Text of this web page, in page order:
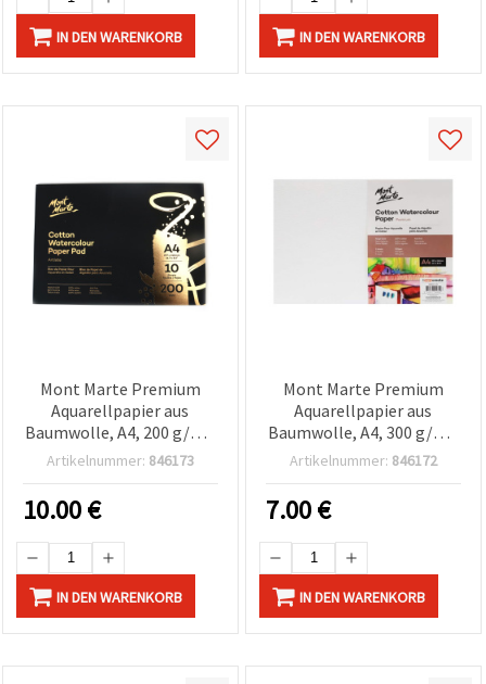
IN DEN WARENKORB IN DEN WARENKORB
Mont Marte Premium
Aquarellpapier aus
Baumwolle, A4, 200 g/m²,
10 Blatt
Artikelnummer: 846173
10.00€
IN DEN WARENKORB
Mont Marte Premium
Aquarellpapier aus
Baumwolle, A4, 300 g/m²,
5 Blatt
Artikelnummer: 846172
7.00€
IN DEN WARENKORB